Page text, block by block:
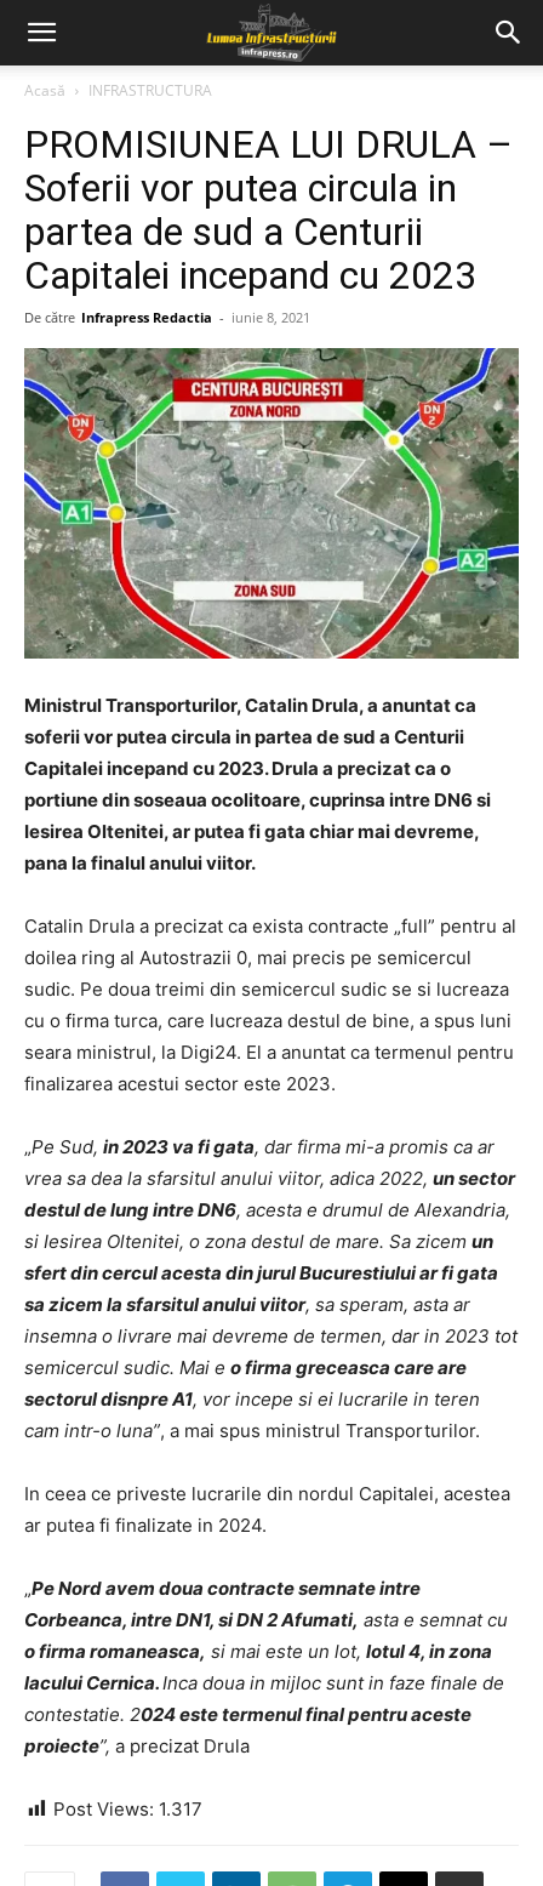
Acasă INFRASTRUCTURA
PROMISIUNEA LUI DRULA –
Soferii vor putea circula in
partea de sud a Centurii
Capitalei incepand cu 2023
De către Infrapress Redactia - iunie 8, 2021
Ministrul Transporturilor, Catalin Drula, a anuntat ca
soferii vor putea circula in partea de sud a Centurii
Capitalei incepand cu 2023. Drula a precizat ca o
portiune din soseaua ocolitoare, cuprinsa intre DN6 si
Iesirea Oltenitei, ar putea fi gata chiar mai devreme,
pana la finalul anului viitor.
Catalin Drula a precizat ca exista contracte „full” pentru al
doilea ring al Autostrazii 0, mai precis pe semicercul
sudic. Pe doua treimi din semicercul sudic se si lucreaza
cu o firma turca, care lucreaza destul de bine, a spus luni
seara ministrul, la Digi24. El a anuntat ca termenul pentru
finalizarea acestui sector este 2023.
„Pe Sud, in 2023 va fi gata, dar firma mi-a promis ca ar
vrea sa dea la sfarsitul anului viitor, adica 2022, un sector
destul de lung intre DN6, acesta e drumul de Alexandria,
si Iesirea Oltenitei, o zona destul de mare. Sa zicem un
sfert din cercul acesta din jurul Bucurestiului ar fi gata
sa zicem la sfarsitul anului viitor, sa speram, asta ar
insemna o livrare mai devreme de termen, dar in 2023 tot
semicercul sudic. Mai e o firma greceasca care are
sectorul disnpre A1, vor incepe si ei lucrarile in teren
cam intr-o luna”, a mai spus ministrul Transporturilor.
In ceea ce priveste lucrarile din nordul Capitalei, acestea
ar putea fi finalizate in 2024.
„Pe Nord avem doua contracte semnate intre
Corbeanca, intre DN1, si DN 2 Afumati, asta e semnat cu
o firma romaneasca, si mai este un lot, lotul 4, in zona
lacului Cernica.Inca doua in mijloc sunt in faze finale de
contestatie. 2024 este termenul final pentru aceste
proiecte”, a precizat Drula
Post Views: 1.317